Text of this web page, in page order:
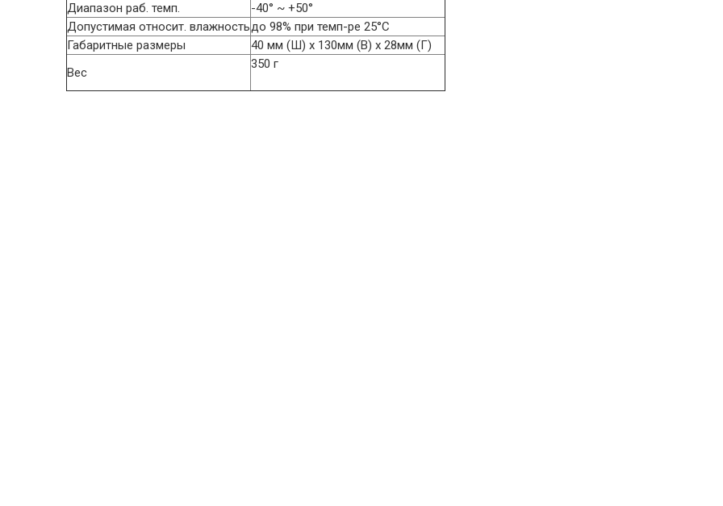
Диапазон раб. темп.
-40° ~ +50°
Допустимая относит. влажностьдо 98% при темп-ре 25°C
Габаритные размеры
40 мм (Ш) х 130мм (В) х 28мм (Г)
Вес
350 г